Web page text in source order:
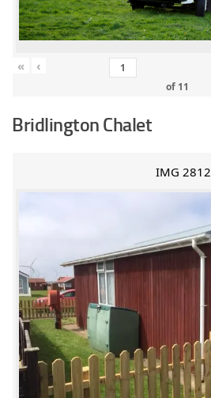
« ‹
of 11
Bridlington Chalet
IMG 2812